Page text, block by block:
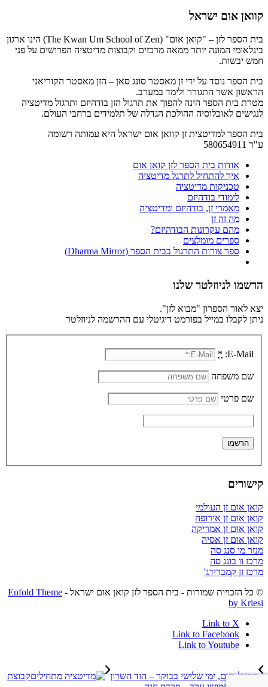
קוואן אום ישראל
בית הספר לזן – "קואן אום" (The Kwan Um School of Zen) הינו ארגון
בינלאומי המונה יותר ממאה מרכזים וקבוצות מדיטציה הפרושים על פני
חמש יבשות.
בית הספר נוסד על ידי זן מאסטר סונג סאן – הזן מאסטר הקוריאני
הראשון אשר התגורר ולימד במערב.
מטרת בית הספר הינה להפוך את תרגול הזן בודהיזם ותרגול מדיטציה
לנגישים לאוכלוסיה ההולכת הגדלה של תלמידים ברחבי העולם.
בית הספר למדיטצית זן קוואן אום ישראל היא עמותה רשומה
ע"ר 580654911
אודות בית הספר לזן קואן אום
איך להתחיל לתרגל מדיטציה
טכניקות מדיטציה
לימודי בודהיזם
מאמרי זן, בודהיזם ומדיטציה
מה זה זן
מהם עקרונות הבודהיזם?
ספרים מומלצים
ספר צורות התרגול בבית הספר (Dharma Mirror)
הרשמו לניוזלטר שלנו
יצא לאור הספרון "מבוא לזן".
ניתן לקבלו במייל בפורמט דיגיטלי עם ההרשמה לניוזלטר
E-Mail:
*
שם משפחה
שם פרטי
קישורים
קואן אום זן העולמי
קואן אום זן אירופה
קואן אום זן אמריקה
קואן אום זן אסיה
מנזר מו סנג סה
מרכז וו בונג סה
מרכז זן קמברידג'
© כל הזכויות שמורות - בית הספר לזן קואן אום ישראל - Enfold Theme
by Kriesi
Link to X
Link to Facebook
Link to Youtube
תרגול בזום, ימי שלישי בבוקר – הוד השרון
קבוצת